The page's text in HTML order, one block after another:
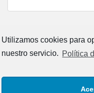
Utilizamos cookies para
nuestro servicio. Política
Gata joven encontrada
Gata joven encontrada en